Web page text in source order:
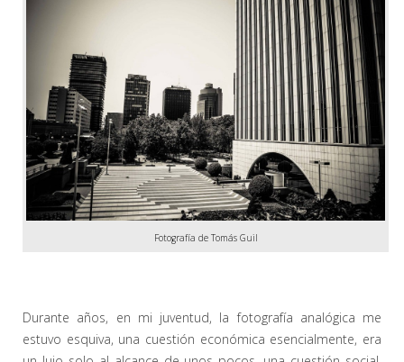
Fotografía de Tomás Guil
Durante años, en mi juventud, la fotografía analógica me
estuvo esquiva, una cuestión económica esencialmente, era